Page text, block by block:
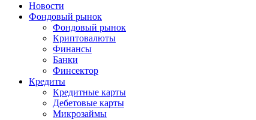
Новости
Фондовый рынок
Фондовый рынок
Криптовалюты
Финансы
Банки
Финсектор
Кредиты
Кредитные карты
Дебетовые карты
Микрозаймы